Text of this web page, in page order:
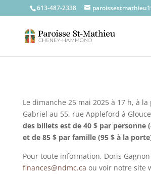
613-487-2338
Le dimanche 25 mai 2025 à 17 h, à la
Gabriel au 55, rue Appleford à
des billets est de 40 $ par personne
et de 85 $ par famille (95 $ à la
Pour toute information, Doris Gagnon
finances@ndmc.ca ou voir notre site